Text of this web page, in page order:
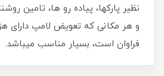
نظیر پارکها، پیاده رو ها، تامین
و هر مکانی که تعویض لامپ دارای
فراوان است، بسیار مناسب میباشد.